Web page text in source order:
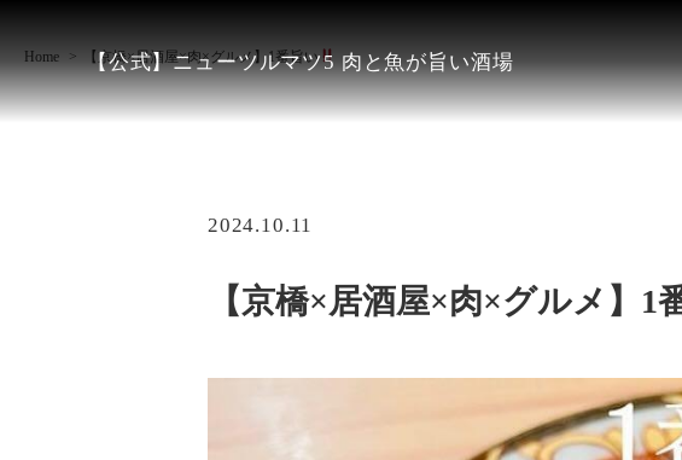
【公式】ニューツルマツ5 肉と魚が旨い酒場
Home 【京橋×居酒屋×肉×グルメ】1番旨い
2024.10.11
【京橋×居酒屋×肉×グルメ】1